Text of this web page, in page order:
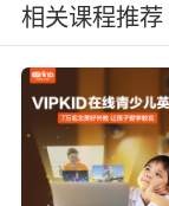
孩子创造探索
复杂的对话。
压力的接触机
“英语探索角
个书架的一层
趣来定。如
相关课程推荐